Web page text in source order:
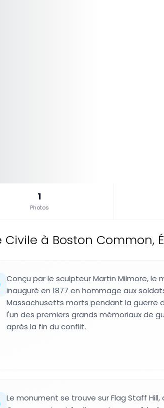
1
Photos
à Boston Common,
Conçu par le sculpteur Martin Milmore, le
inauguré en 1877 en hommage aux
Massachusetts morts pendant la guerre
l'un des premiers grands mémoriaux de
après la fin du conflit.
Le monument se trouve sur Flag Staff Hill,